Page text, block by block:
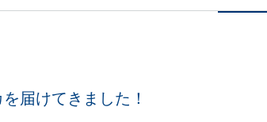
届けてきました！